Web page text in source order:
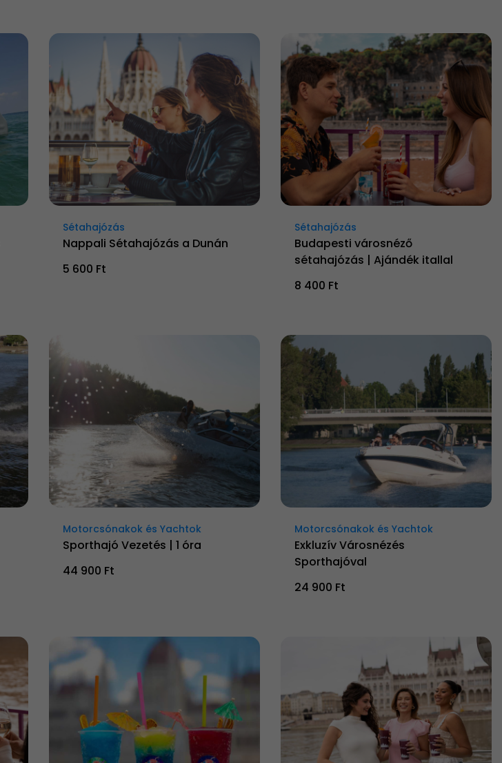
Sétahajózás
Nappali Sétahajózás a Dunán
5 600 Ft
Sétahajózás
Budapesti városnéző
sétahajózás | Ajándék itallal
8 400 Ft
Motorcsónakok és Yachtok
Sporthajó Vezetés | 1 óra
44 900 Ft
Motorcsónakok és Yachtok
Exkluzív Városnézés
Sporthajóval
24 900 Ft